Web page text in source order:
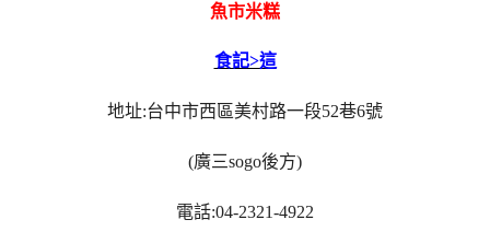
魚市米糕
食記>這
地址:台中市西區美村路一段52巷6號
(廣三sogo後方)
電話:04-2321-4922